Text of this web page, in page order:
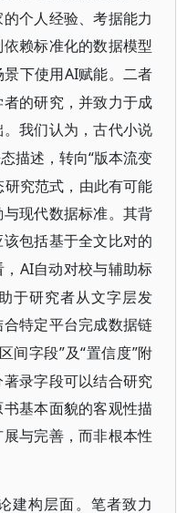
个人经验、考据能力
赖标准化的数据模型
下使用 AI赋能。二者
的研究，并致力于成
我们认为，古代小说
描述，转向“版本流变
研究范式， 由此有可能
现代数据标准。其背
该包括基于全文比对的
AI自动对校与辅助标
于研究者从文字层发
特定平台完成数据链
间字段”及“置信度”附
录字段可以结合研究
基本面貌的客观性描
与完善，而非根本性
建构层面。笔者致力